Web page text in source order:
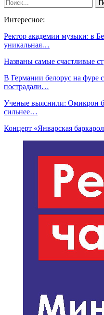
Интересное:
Ректор академии музыки: в
уникальная…
Названы самые счастливые
В Германии белорус на фуре
пострадали…
Ученые выяснили: Омикрон
сильнее…
Концерт «Январская